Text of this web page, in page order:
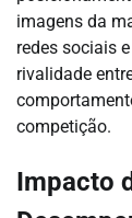
imagens da
redes sociais
rivalidade
competição.
Impacto